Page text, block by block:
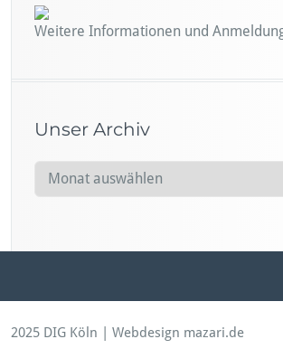
Weitere Informationen und
Unser Archiv
n
r
c
2025 DIG Köln | Webdesign mazari.de